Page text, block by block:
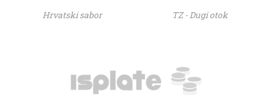
Hrvatski sabor TZ - Dugi otok